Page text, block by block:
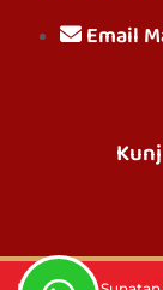
Email